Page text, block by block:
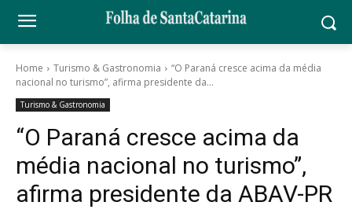
Home Turismo & Gastronomia
“O Paraná cresce acima da média
nacional no turismo”, afirma presidente da...
Turismo & Gastronomia
“O Paraná cresce acima da
média nacional no turismo”,
afirma presidente da ABAV-PR